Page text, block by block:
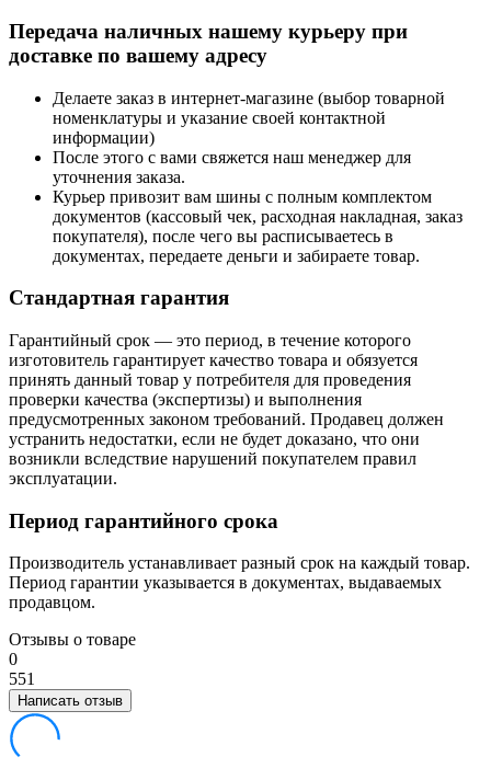
Передача наличных нашему курьеру при
доставке по вашему адресу
Делаете заказ в интернет-магазине (выбор товарной
номенклатуры и указание своей контактной
информации)
После этого с вами свяжется наш менеджер для
уточнения заказа.
Курьер привозит вам шины с полным комплектом
документов (кассовый чек, расходная накладная, заказ
покупателя), после чего вы расписываетесь в
документах, передаете деньги и забираете товар.
Стандартная гарантия
Гарантийный срок — это период, в течение которого
изготовитель гарантирует качество товара и обязуется
принять данный товар у потребителя для проведения
проверки качества (экспертизы) и выполнения
предусмотренных законом требований. Продавец должен
устранить недостатки, если не будет доказано, что они
возникли вследствие нарушений покупателем правил
эксплуатации.
Период гарантийного срока
Производитель устанавливает разный срок на каждый товар.
Период гарантии указывается в документах, выдаваемых
продавцом.
Отзывы о товаре
0
551
Написать отзыв